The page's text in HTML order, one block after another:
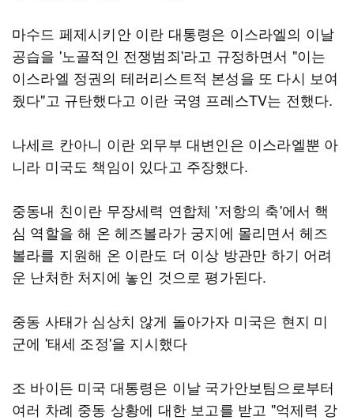
마수드 페제시키안 이란 대통령은 이스라엘의 이날
공습을 '노골적인 전쟁범죄'라고 규정하면서 "이는
이스라엘 정권의 테러리스트적 본성을 또 다시 보여
줬다"고 규탄했다고 이란 국영 프레스TV는 전했다.
나세르 칸아니 이란 외무부 대변인은 이스라엘뿐 아
니라 미국도 책임이 있다고 주장했다.
중동내 친이란 무장세력 연합체 '저항의 축'에서 핵
심 역할을 해 온 헤즈볼라가 궁지에 몰리면서 헤즈
볼라를 지원해 온 이란도 더 이상 방관만 하기 어려
운 난처한 처지에 놓인 것으로 평가된다.
중동 사태가 심상치 않게 돌아가자 미국은 현지 미
군에 '태세 조정'을 지시했다
조 바이든 미국 대통령은 이날 국가안보팀으로부터
여러 차례 중동 상황에 대한 보고를 받고 "억제력 강